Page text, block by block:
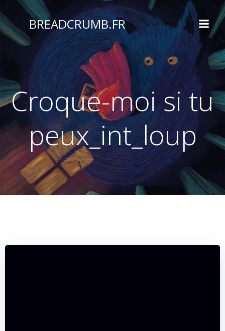
Aller
au
contenu
BREADCRUMB.FR
Croque-moi si tu
peux_int_loup